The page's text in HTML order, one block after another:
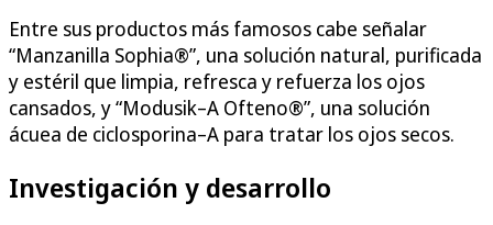
Entre sus productos más famosos cabe señalar
“Manzanilla Sophia®”, una solución natural, purificada
y estéril que limpia, refresca y refuerza los ojos
cansados, y “Modusik–A Ofteno®”, una solución
ácuea de ciclosporina–A para tratar los ojos secos.
Investigación y desarrollo